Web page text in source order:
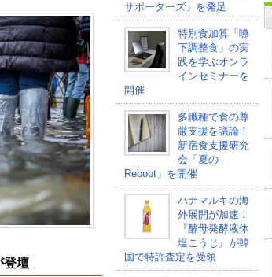
登壇
サポーターズ」を発足
特別食加算「嚥
下調整食」の実
践を学ぶオンラ
インセミナーを
開催
多職種で食の尊
厳支援を議論！
新宿食支援研究
会「夏の
Reboot」を開催
ハナマルキの海
外展開が加速！
『酵母発酵液体
塩こうじ』が韓
国で特許査定を受領